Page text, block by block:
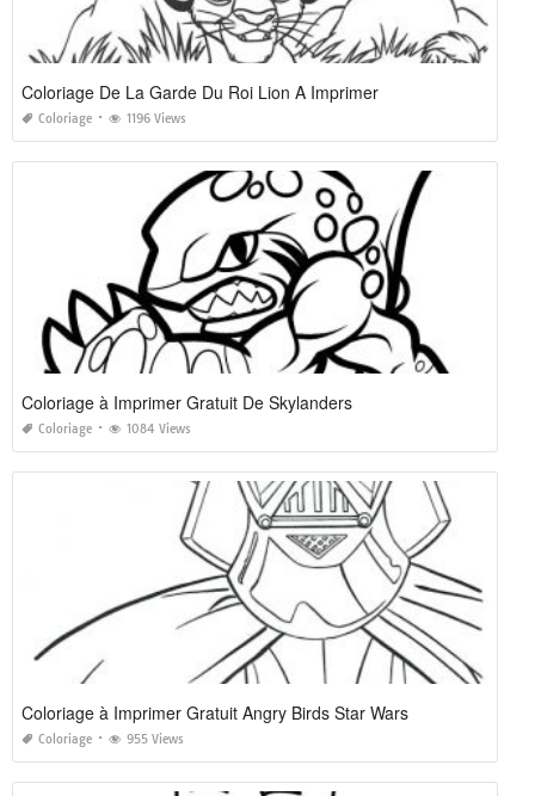
Coloriage De La Garde Du Roi Lion A Imprimer
Coloriage 1196 Views
Coloriage à Imprimer Gratuit De Skylanders
Coloriage 1084 Views
Coloriage à Imprimer Gratuit Angry Birds Star Wars
Coloriage 955 Views